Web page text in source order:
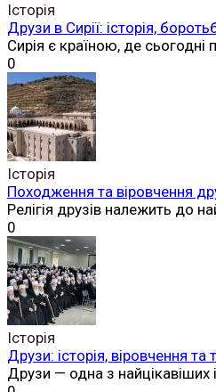
Історія
Друзи в Сирії: історія,
Сирія є країною, де
0
Історія
Походження та віровчення
Релігія друзів належить до
0
Історія
Друзи: історія, віровчення
Друзи — одна з найцікавіших